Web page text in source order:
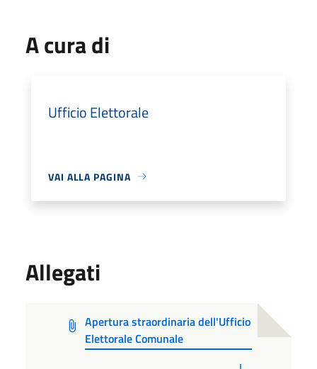
A cura di
Ufficio Elettorale
VAI ALLA PAGINA
Allegati
Apertura straordinaria dell'Ufficio
Elettorale Comunale